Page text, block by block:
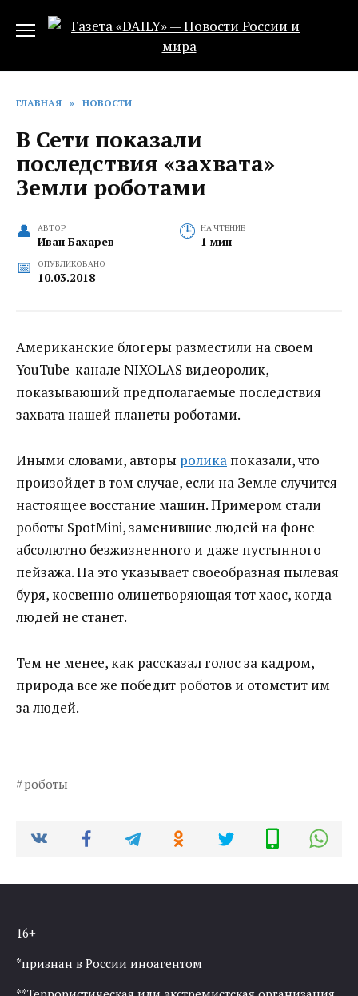
ГЛАВНАЯ » НОВОСТИ
В Сети показали
последствия «захвата»
Земли роботами
АВТОР
Иван Бахарев
НА ЧТЕНИЕ
1 мин
ОПУБЛИКОВАНО
10.03.2018
Американские блогеры разместили на своем
YouTube-канале NIXOLAS видеоролик,
показывающий предполагаемые последствия
захвата нашей планеты роботами.
Иными словами, авторы ролика показали, что
произойдет в том случае, если на Земле случится
настоящее восстание машин. Примером стали
роботы SpotMini, заменившие людей на фоне
абсолютно безжизненного и даже пустынного
пейзажа. На это указывает своеобразная пылевая
буря, косвенно олицетворяющая тот хаос, когда
людей не станет.
Тем не менее, как рассказал голос за кадром,
природа все же победит роботов и отомстит им
за людей.
роботы
16+
*признан в России иноагентом